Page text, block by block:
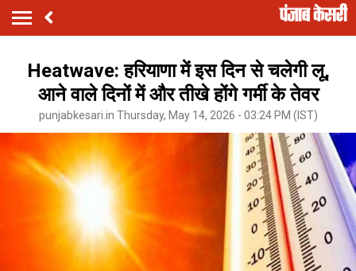
Heatwave: हरियाणा में इस दिन से चलेगी लू,
आने वाले दिनों में और तीखे होंगे गर्मी के तेवर
punjabkesari.in Thursday, May 14, 2026 - 03:24 PM (IST)